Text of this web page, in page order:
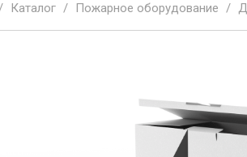
Каталог / Пожарное оборудование /